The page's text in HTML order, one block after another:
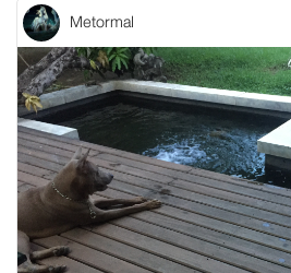
Metormal